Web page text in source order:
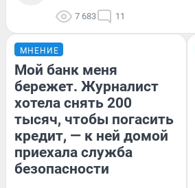
7 683 11
МНЕНИЕ
Мой банк меня
бережет. Журналист
хотела снять 200
тысяч, чтобы погасить
кредит, — к ней домой
приехала служба
безопасности